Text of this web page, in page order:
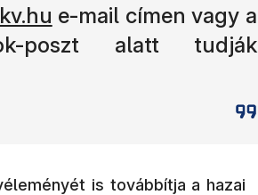
nyílik meg)
e-mail címen vagy a
poszt alatt tudják
is továbbítja a hazai